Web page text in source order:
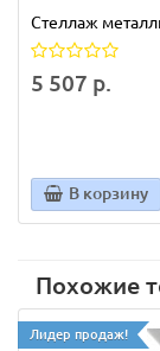
Стеллаж
5 507 р.
В корзину
Похожие
Лидер продаж!